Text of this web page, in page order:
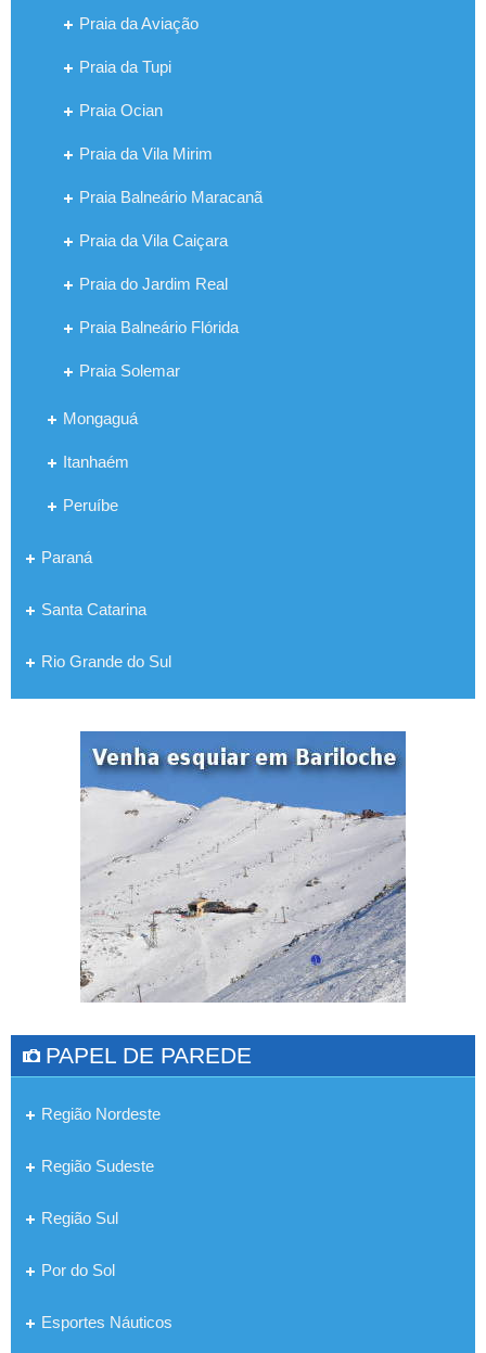
Praia da Aviação
Praia da Tupi
Praia Ocian
Praia da Vila Mirim
Praia Balneário Maracanã
Praia da Vila Caiçara
Praia do Jardim Real
Praia Balneário Flórida
Praia Solemar
Mongaguá
Itanhaém
Peruíbe
Paraná
Santa Catarina
Rio Grande do Sul
PAPEL DE PAREDE
Região Nordeste
Região Sudeste
Região Sul
Por do Sol
Esportes Náuticos